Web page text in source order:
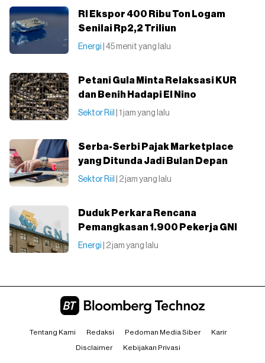
RI Ekspor 400 Ribu Ton Logam
Senilai Rp2,2 Triliun
Energi | 45 menit yang lalu
Petani Gula Minta Relaksasi KUR
dan Benih Hadapi El Nino
Sektor Riil | 1 jam yang lalu
Serba-Serbi Pajak Marketplace
yang Ditunda Jadi Bulan Depan
Sektor Riil | 2 jam yang lalu
Duduk Perkara Rencana
Pemangkasan 1.900 Pekerja GNI
Energi | 2 jam yang lalu
Tentang Kami Redaksi Pedoman Media Siber Karir
Disclaimer Kebijakan Privasi